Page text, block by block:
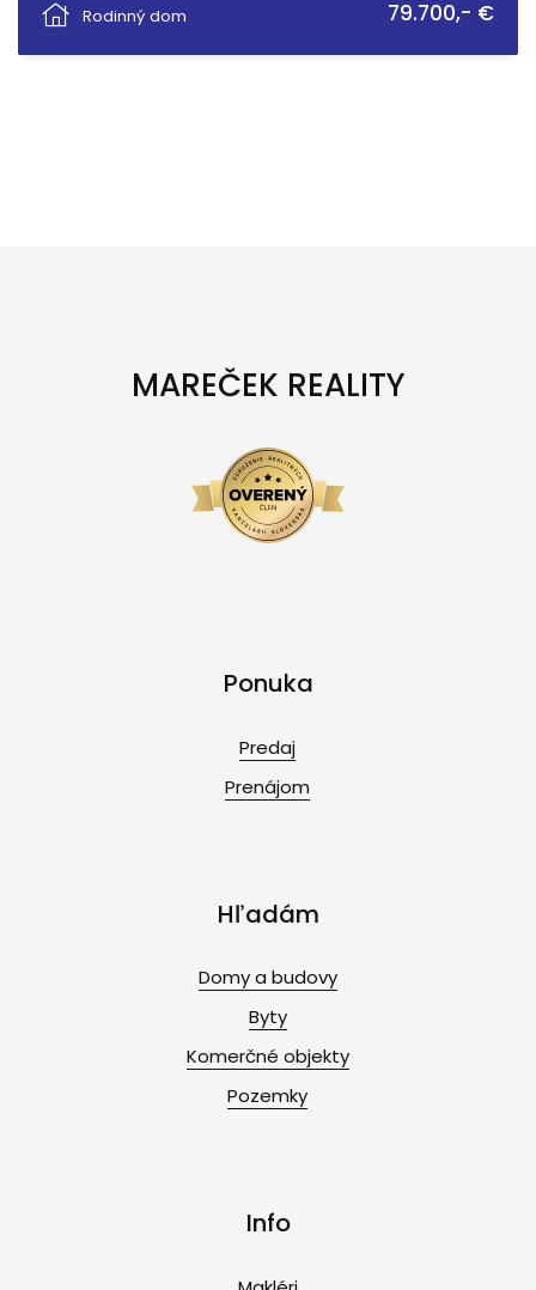
Rodinný dom
79.700,- €
MAREČEK REALITY
Ponuka
Predaj
Prenájom
Hľadám
Domy a budovy
Byty
Komerčné objekty
Pozemky
Info